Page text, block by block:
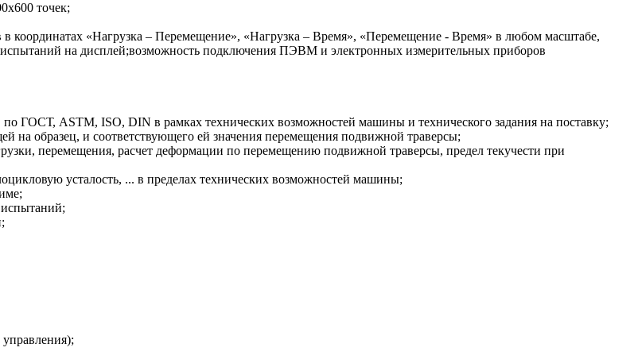
точек;
координатах «Нагрузка – Перемещение», «Нагрузка – Время», «Перемещение - Время» в любом масштабе,
на дисплей;возможность подключения ПЭВМ и электронных измерительных приборов
ГОСТ, ASTM, ISO, DIN в рамках технических возможностей машины и технического задания на поставку;
на образец, и соответствующего ей значения перемещения подвижной траверсы;
перемещения, расчет деформации по перемещению подвижной траверсы, предел текучести при
усталость, ... в пределах технических возможностей машины;